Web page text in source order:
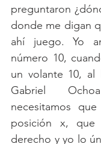
preguntaron
donde me digan
ahí juego. Yo
número 10,
un volante 10, al
Gabriel
necesitamos
posición x,
derecho y yo lo